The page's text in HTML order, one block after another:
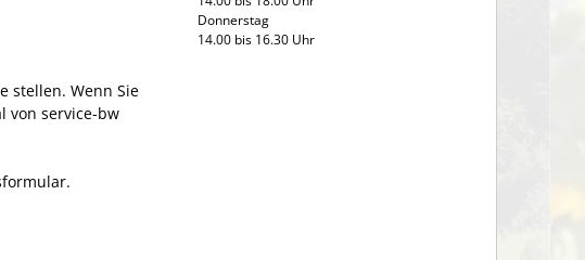
stellen. Wenn Sie
von service-bw
Donnerstag
14.00 bis 16.30 Uhr